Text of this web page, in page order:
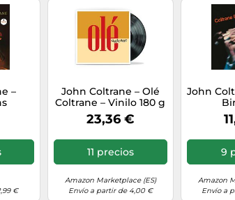
–
€
John Coltrane – Olé
Coltrane – Vinilo 180 g
(LP)
23,36 €
11 precios
Amazon Marketplace (ES)
Envío a partir de 4,00 €
John
9
Amazon
Envío a